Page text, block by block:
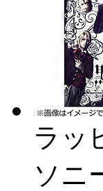
ラッ
ソニ